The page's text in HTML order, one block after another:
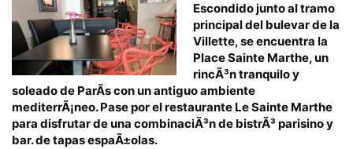
Escondido junto al tramo
principal del bulevar de la
Villette, se encuentra la
Place Sainte Marthe, un
rincÃ³n tranquilo y
soleado de ParÃ­s con un antiguo ambiente
mediterrÃ¡neo. Pase por el restaurante Le Sainte Marthe
para disfrutar de una combinaciÃ³n de bistrÃ³ parisino y
bar. de tapas espaÃ±olas.